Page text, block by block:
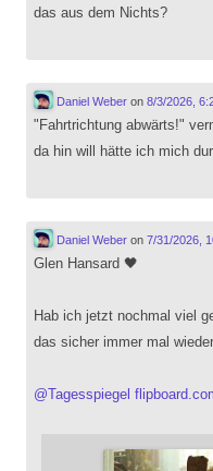
das aus dem Nichts?
Daniel Weberon 8/3/2026,
"Fahrtrichtung abwärts!"
da hin will hätte ich mich
Daniel Weberon 7/31/2026,
Glen Hansard 🖤
Hab ich jetzt nochmal viel
das sicher immer mal
@Tagesspiegel